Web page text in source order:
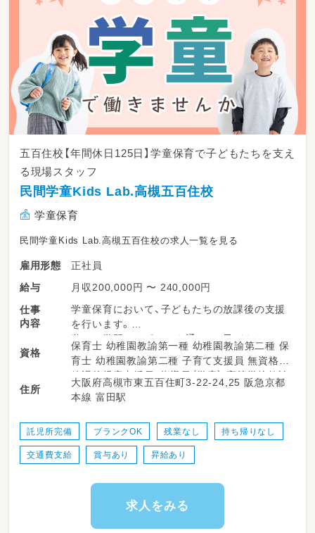
五百住校【年間休日125日】学童保育で子どもたちを支え
る現場スタッフ
民間学童Kids Lab.高槻五百住校
学童保育
民間学童Kids Lab.高槻五百住校の求人一覧を見る
雇用形態
正社員
給与
月収200,000円 〜 240,000円
仕事
内容
学童保育において、子どもたちの放課後の支援
を行います。
遊びや学習のサポートを通じて、子どもたちの
成長を促進し、日々の活動を記録します。
様々な活動を通して子どもたちが楽しく興味・
関心を広げられるように優しく支援していきま
しょう！
【業務内容】
・学童保育の見守り・活動サポート
・宿題や学習支援
・保護者とのコミュニケーション
・活動記録の作成
資格
保育士 幼稚園教諭第一種 幼稚園教諭第二種 保
育士 幼稚園教諭第二種 子育て支援員 無資格
放課後児童支援員・指導員（学童） 高等学校教諭
普通免許 中学校教諭普通免許 小学校教諭普通
免許 社会福祉士
住所
大阪府高槻市東五百住町3-22-24,25 阪急京都
本線 富田駅
託児所完備 ブランクOK 残業なし 持ち帰りなし
交通費支給 賞与あり 昇給あり
求人をみる